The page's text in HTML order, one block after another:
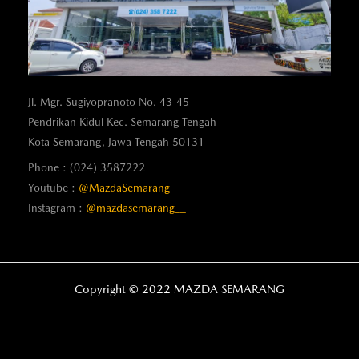
Jl. Mgr. Sugiyopranoto No. 43-45
Pendrikan Kidul Kec. Semarang Tengah
Kota Semarang, Jawa Tengah 50131
Phone : (024) 3587222
Youtube : @MazdaSemarang
Instagram : @mazdasemarang__
Copyright © 2022 MAZDA SEMARANG